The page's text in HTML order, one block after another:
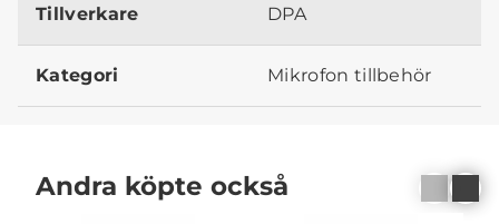
Tillverkare DPA
Kategori Mikrofon tillbehör
Andra köpte också